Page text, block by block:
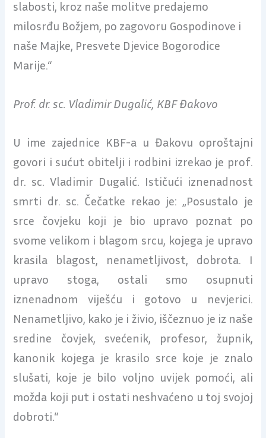
slabosti, kroz naše molitve predajemo
milosrđu Božjem, po zagovoru Gospodinove i
naše Majke, Presvete Djevice Bogorodice
Marije.“
Prof. dr. sc. Vladimir Dugalić, KBF Đakovo
U ime zajednice KBF-a u Đakovu oproštajni
govori i sućut obitelji i rodbini izrekao je prof.
dr. sc. Vladimir Dugalić. Ističući iznenadnost
smrti dr. sc. Čečatke rekao je: „Posustalo je
srce čovjeku koji je bio upravo poznat po
svome velikom i blagom srcu, kojega je upravo
krasila blagost, nenametljivost, dobrota. I
upravo stoga, ostali smo osupnuti
iznenadnom viješću i gotovo u nevjerici.
Nenametljivo, kako je i živio, iščeznuo je iz naše
sredine čovjek, svećenik, profesor, župnik,
kanonik kojega je krasilo srce koje je znalo
slušati, koje je bilo voljno uvijek pomoći, ali
možda koji put i ostati neshvaćeno u toj svojoj
dobroti.“